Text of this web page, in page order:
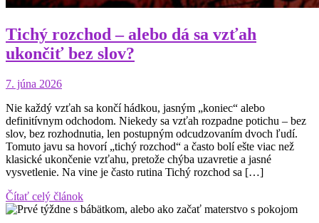
Tichý rozchod – alebo dá sa vzťah
ukončiť bez slov?
7. júna 2026
Nie každý vzťah sa končí hádkou, jasným „koniec“ alebo
definitívnym odchodom. Niekedy sa vzťah rozpadne potichu – bez
slov, bez rozhodnutia, len postupným odcudzovaním dvoch ľudí.
Tomuto javu sa hovorí „tichý rozchod“ a často bolí ešte viac než
klasické ukončenie vzťahu, pretože chýba uzavretie a jasné
vysvetlenie. Na vine je často rutina Tichý rozchod sa […]
Čítať celý článok